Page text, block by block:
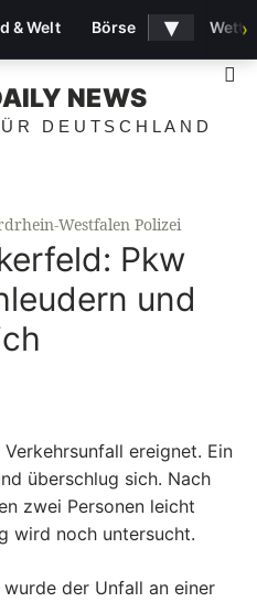
NEWS
DEUTSCHLAND
Westfalen Polizei
Pkw
und
ereignet. Ein
überschlug sich. Nach
zwei Personen leicht
wird noch untersucht.
der Unfall an einer
& Welt Börse ▾ ›